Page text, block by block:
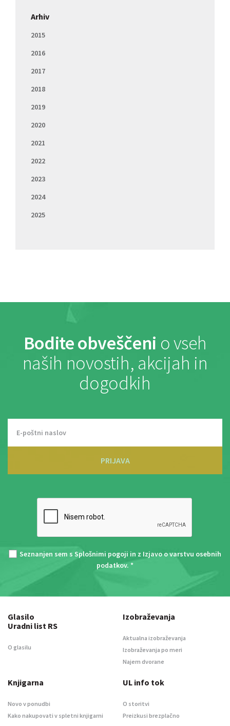
Arhiv
2015
2016
2017
2018
2019
2020
2021
2022
2023
2024
2025
Bodite obveščeni o vseh
naših novostih, akcijah in
dogodkih
PRIJAVA
Seznanjen sem s Splošnimi pogoji in z Izjavo o varstvu osebnih
podatkov. *
Glasilo
Uradni list RS
O glasilu
Izobraževanja
Aktualna izobraževanja
Izobraževanja po meri
Najem dvorane
Knjigarna
Novo v ponudbi
Kako nakupovati v spletni knjigarni
UL info tok
O storitvi
Preizkusi brezplačno